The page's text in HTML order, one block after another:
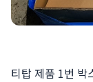
티탑 제품 1번 박